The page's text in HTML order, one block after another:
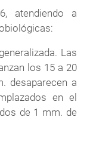
atendiendo a
Las
los 15 a 20
desaparecen a
en el
de 1 mm. de